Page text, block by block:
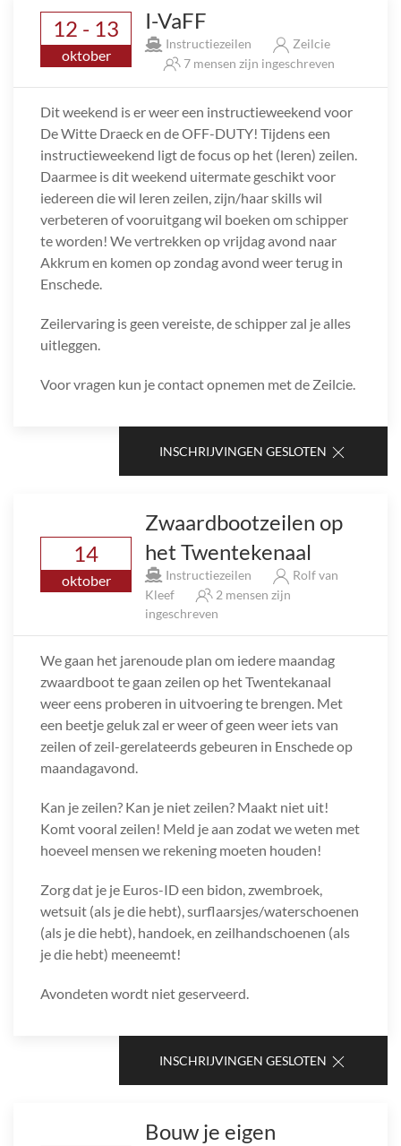
12 - 13
oktober
I-VaFF
Instructiezeilen
Zeilcie
7 mensen zijn ingeschreven
Dit weekend is er weer een instructieweekend voor
De Witte Draeck en de OFF-DUTY! Tijdens een
instructieweekend ligt de focus op het (leren) zeilen.
Daarmee is dit weekend uitermate geschikt voor
iedereen die wil leren zeilen, zijn/haar skills wil
verbeteren of vooruitgang wil boeken om schipper
te worden! We vertrekken op vrijdag avond naar
Akkrum en komen op zondag avond weer terug in
Enschede.
Zeilervaring is geen vereiste, de schipper zal je alles
uitleggen.
Voor vragen kun je contact opnemen met de Zeilcie.
INSCHRIJVINGEN GESLOTEN
14
oktober
Zwaardbootzeilen op
het Twentekenaal
Instructiezeilen
Rolf van
Kleef
2 mensen zijn
ingeschreven
We gaan het jarenoude plan om iedere maandag
zwaardboot te gaan zeilen op het Twentekanaal
weer eens proberen in uitvoering te brengen. Met
een beetje geluk zal er weer of geen weer iets van
zeilen of zeil-gerelateerds gebeuren in Enschede op
maandagavond.
Kan je zeilen? Kan je niet zeilen? Maakt niet uit!
Komt vooral zeilen! Meld je aan zodat we weten met
hoeveel mensen we rekening moeten houden!
Zorg dat je je Euros-ID een bidon, zwembroek,
wetsuit (als je die hebt), surflaarsjes/waterschoenen
(als je die hebt), handoek, en zeilhandschoenen (als
je die hebt) meeneemt!
Avondeten wordt niet geserveerd.
INSCHRIJVINGEN GESLOTEN
Bouw je eigen